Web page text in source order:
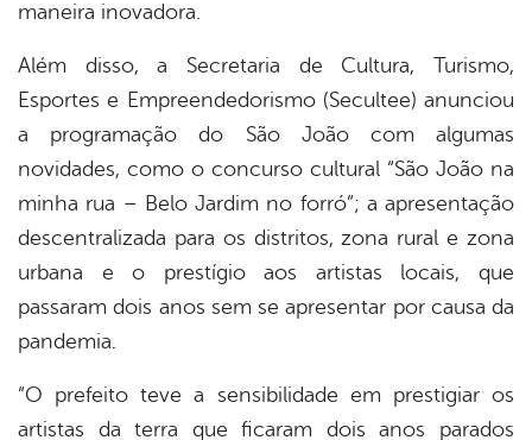
maneira inovadora.
Além disso, a Secretaria de Cultura, Turismo,
Esportes e Empreendedorismo (Secultee) anunciou
a programação do São João com algumas
novidades, como o concurso cultural “São João na
minha rua – Belo Jardim no forró”; a apresentação
descentralizada para os distritos, zona rural e zona
urbana e o prestígio aos artistas locais, que
passaram dois anos sem se apresentar por causa da
pandemia.
“O prefeito teve a sensibilidade em prestigiar os
artistas da terra que ficaram dois anos parados